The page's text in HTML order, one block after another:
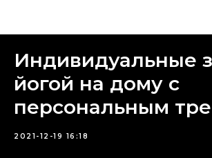
Индивидуальные
йогой на дому с
персональным
2021-12-19 16:18